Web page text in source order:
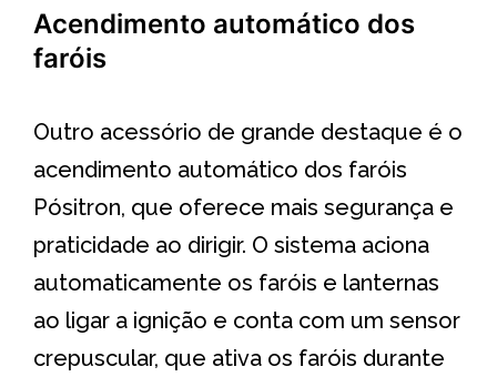
Acendimento automático dos
faróis
Outro acessório de grande destaque é o
acendimento automático dos faróis
Pósitron, que oferece mais segurança e
praticidade ao dirigir. O sistema aciona
automaticamente os faróis e lanternas
ao ligar a ignição e conta com um sensor
crepuscular, que ativa os faróis durante